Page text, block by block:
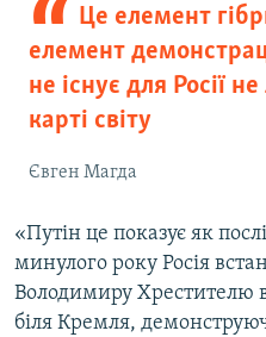
Це елемент
елемент
не існує для Росії
карті світу
Євген Магда
«Путін це показує як
минулого року Росія
Володимиру Хрестителю
біля Кремля,